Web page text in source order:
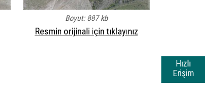
Hızlı
Erişim
Boyut: 887 kb
Resmin orijinali için tıklayınız